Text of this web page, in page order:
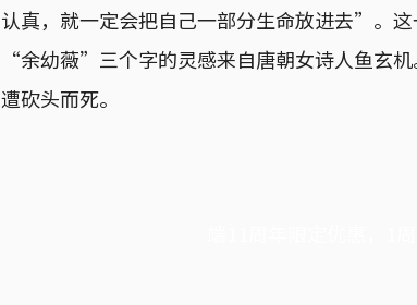
认真，就一定会把自己一部分生命放进去”。这
“余幼薇”三个字的灵感来自唐朝女诗人鱼玄
遭砍头而死。